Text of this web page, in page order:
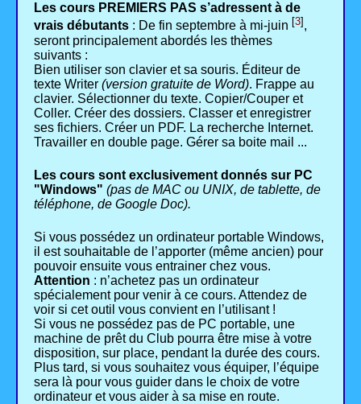
Les cours PREMIERS PAS s’adressent à de
vrais débutants : De fin septembre à mi-juin [3] ,
seront principalement abordés les thèmes
suivants :
Bien utiliser son clavier et sa souris. Éditeur de
texte Writer (version gratuite de Word). Frappe au
clavier. Sélectionner du texte. Copier/Couper et
Coller. Créer des dossiers. Classer et enregistrer
ses fichiers. Créer un PDF. La recherche Internet.
Travailler en double page. Gérer sa boite mail ...
Les cours sont exclusivement donnés sur PC
"Windows" (pas de MAC ou UNIX, de tablette, de
téléphone, de Google Doc).
Si vous possédez un ordinateur portable Windows,
il est souhaitable de l’apporter (même ancien) pour
pouvoir ensuite vous entrainer chez vous.
Attention : n’achetez pas un ordinateur
spécialement pour venir à ce cours. Attendez de
voir si cet outil vous convient en l’utilisant !
Si vous ne possédez pas de PC portable, une
machine de prêt du Club pourra être mise à votre
disposition, sur place, pendant la durée des cours.
Plus tard, si vous souhaitez vous équiper, l’équipe
sera là pour vous guider dans le choix de votre
ordinateur et vous aider à sa mise en route.